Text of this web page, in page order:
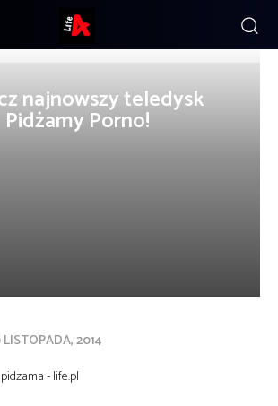
najnowszy teledysk
Pidżamy Porno!
2014